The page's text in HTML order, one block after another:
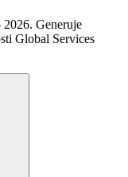
Generuje
Global Services